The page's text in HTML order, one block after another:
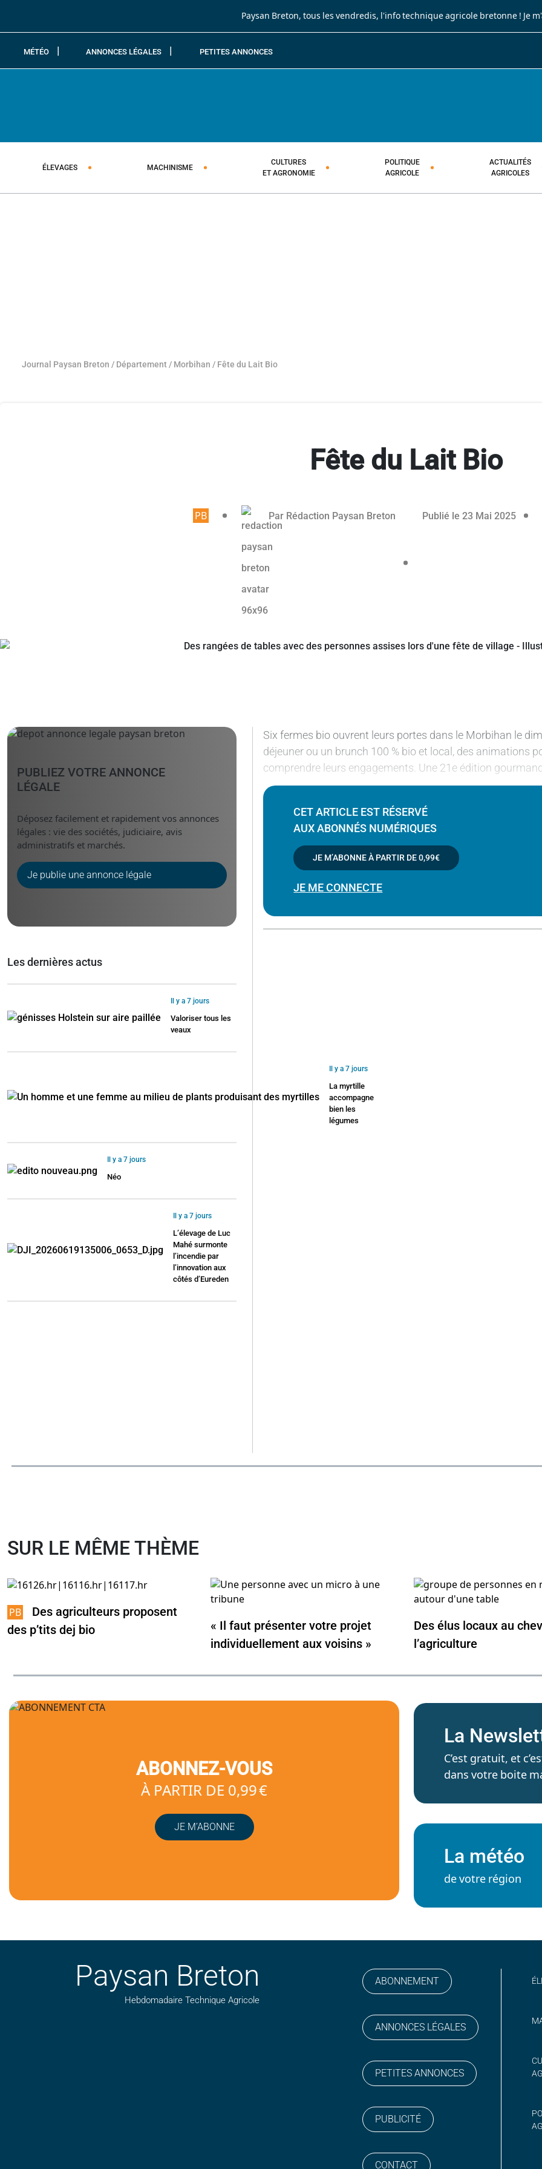
Paysan Breton, tous les vendredis, l'info technique agricole bretonne ! Je
MÉTÉO ANNONCES LÉGALES PETITES ANNONCES
ÉLEVAGES MACHINISME
CULTURES
ET AGRONOMIE
POLITIQUE
AGRICOLE
ACTUALITÉS
AGRICOLES
Journal Paysan Breton / Département / Morbihan / Fête du Lait Bio
Fête du Lait Bio
Article réservé aux abonnés
Par Rédaction Paysan Breton Publié le 23 Mai 202505
Six fermes bio ouvrent leurs portes dans le Morbihan le
déjeuner ou un brunch 100 % bio et local, des animations
comprendre leurs engagements. Une 21e édition
CET ARTICLE EST RÉSERVÉ
AUX ABONNÉS NUMÉRIQUES
JE M’ABONNE À PARTIR DE0,99€
JE ME CONNECTE
PUBLIEZ VOTRE ANNONCE
LÉGALE
Déposez facilement et rapidement vos annonces
légales : vie des sociétés, judiciaire, avis
administratifs et marchés.
Je publie une annonce légale
Les dernières actus
Il y a 7 jours
Valoriser tous les
veaux
Il y a 7 jours
La myrtille
accompagne
bien les
légumes
Il y a 7 jours
Néo
Il y a 7 jours
L’élevage de Luc
Mahé surmonte
l’incendie par
l’innovation aux
côtés d’Eureden
SUR LE MÊME THÈME
Des agriculteurs proposent
des p’tits dej bio
« Il faut présenter votre projet
individuellement aux voisins »
Des élus locaux au
l’agriculture
ABONNEZ-VOUS
À PARTIR DE 0,99 €
JE M’ABONNE
La
C’est gratuit, et
dans votre boite
La météo
de votre région
Paysan Breton
Hebdomadaire Technique Agricole
ABONNEMENT
ANNONCES LÉGALES
PETITES ANNONCES
PUBLICITÉ
CONTACT